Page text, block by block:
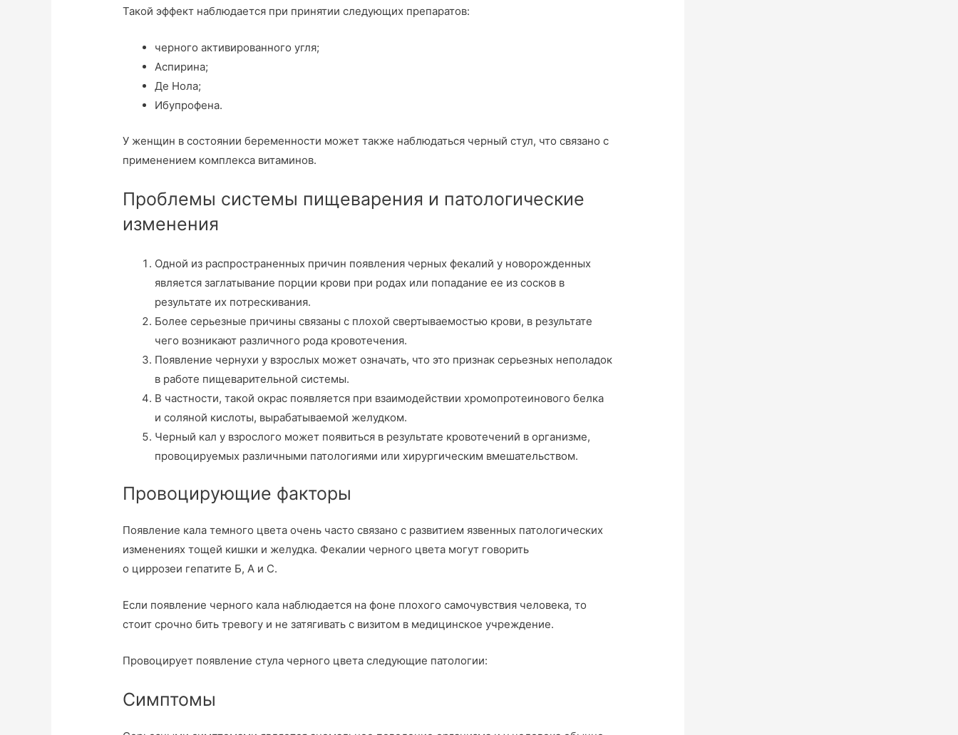
Такой эффект наблюдается при принятии следующих препаратов:
черного активированного угля;
Аспирина;
Де Нола;
Ибупрофена.
У женщин в состоянии беременности может также наблюдаться черный стул, что связано с
применением комплекса витаминов.
Проблемы системы пищеварения и патологические
изменения
Одной из распространенных причин появления черных фекалий у новорожденных
является заглатывание порции крови при родах или попадание ее из сосков в
результате их потрескивания.
Более серьезные причины связаны с плохой свертываемостью крови, в результате
чего возникают различного рода кровотечения.
Появление чернухи у взрослых может означать, что это признак серьезных неполадок
в работе пищеварительной системы.
В частности, такой окрас появляется при взаимодействии хромопротеинового белка
и соляной кислоты, вырабатываемой желудком.
Черный кал у взрослого может появиться в результате кровотечений в организме,
провоцируемых различными патологиями или хирургическим вмешательством.
Провоцирующие факторы
Появление кала темного цвета очень часто связано с развитием язвенных патологических
изменениях тощей кишки и желудка. Фекалии черного цвета могут говорить
о циррозеи гепатите Б, А и С.
Если появление черного кала наблюдается на фоне плохого самочувствия человека, то
стоит срочно бить тревогу и не затягивать с визитом в медицинское учреждение.
Провоцирует появление стула черного цвета следующие патологии:
Симптомы